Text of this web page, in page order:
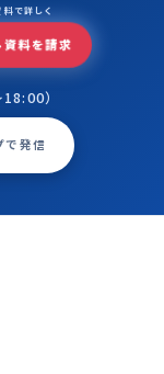
で詳しく
料を請求
）
で発信